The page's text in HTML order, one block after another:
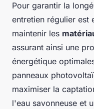
Pour garantir la
entretien régulier est
maintenir les
assurant ainsi une
énergétique
panneaux
maximiser la
l'eau savonneuse et